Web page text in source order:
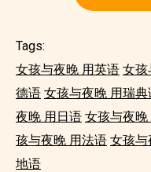
Tags:
女孩与夜晚 用英语 女孩
德语 女孩与夜晚 用瑞典
夜晚 用日语 女孩与夜晚
孩与夜晚 用法语 女孩与
地语